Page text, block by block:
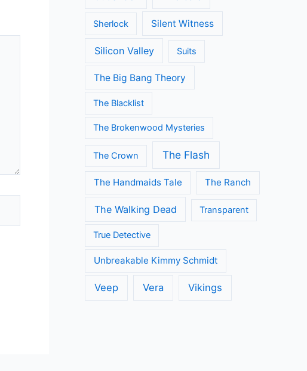
Sherlock Silent Witness
Silicon Valley Suits
The Big Bang Theory
The Blacklist
The Brokenwood Mysteries
The Crown The Flash
The Handmaids Tale The Ranch
The Walking Dead Transparent
True Detective
Unbreakable Kimmy Schmidt
Veep Vera Vikings